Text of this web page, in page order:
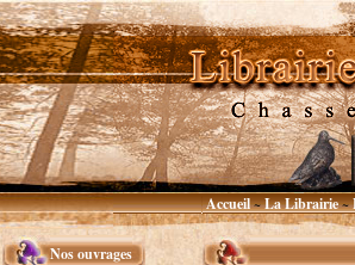
Accueil~La Librairie~
Nos ouvrages